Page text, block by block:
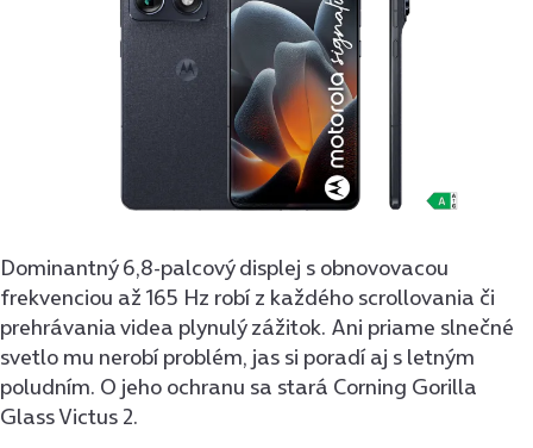
Dominantný 6,8-palcový displej s obnovovacou
frekvenciou až 165 Hz robí z každého scrollovania či
prehrávania videa plynulý zážitok. Ani priame slnečné
svetlo mu nerobí problém, jas si poradí aj s letným
poludním. O jeho ochranu sa stará Corning Gorilla
Glass Victus 2.